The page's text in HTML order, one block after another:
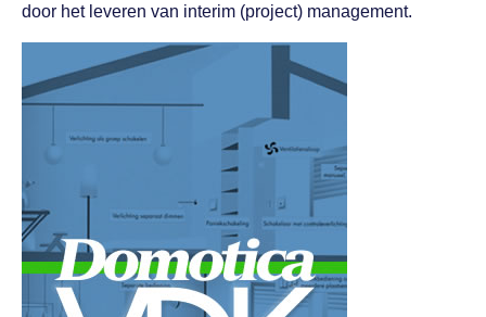
door het leveren van interim (project) management.